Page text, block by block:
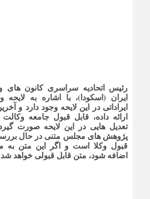
رئیس اتحادیه سراسری کانون های
ایران (اسکودا)، با اشاره به
ایراداتی در این لایحه وجود دارد و
ارائه داده، قابل قبول جامعه
تعدیل هایی در این لایحه صورت
پژوهش های مجلس متنی در حال
قبول وکلا است و اگر این متن به
اضافه شود، متن قابل قبولی خواهد